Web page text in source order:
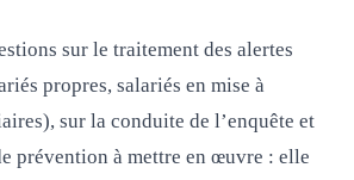
sur le traitement des alertes
propres, salariés en mise à
sur la conduite de l’enquête et
prévention à mettre en œuvre : elle